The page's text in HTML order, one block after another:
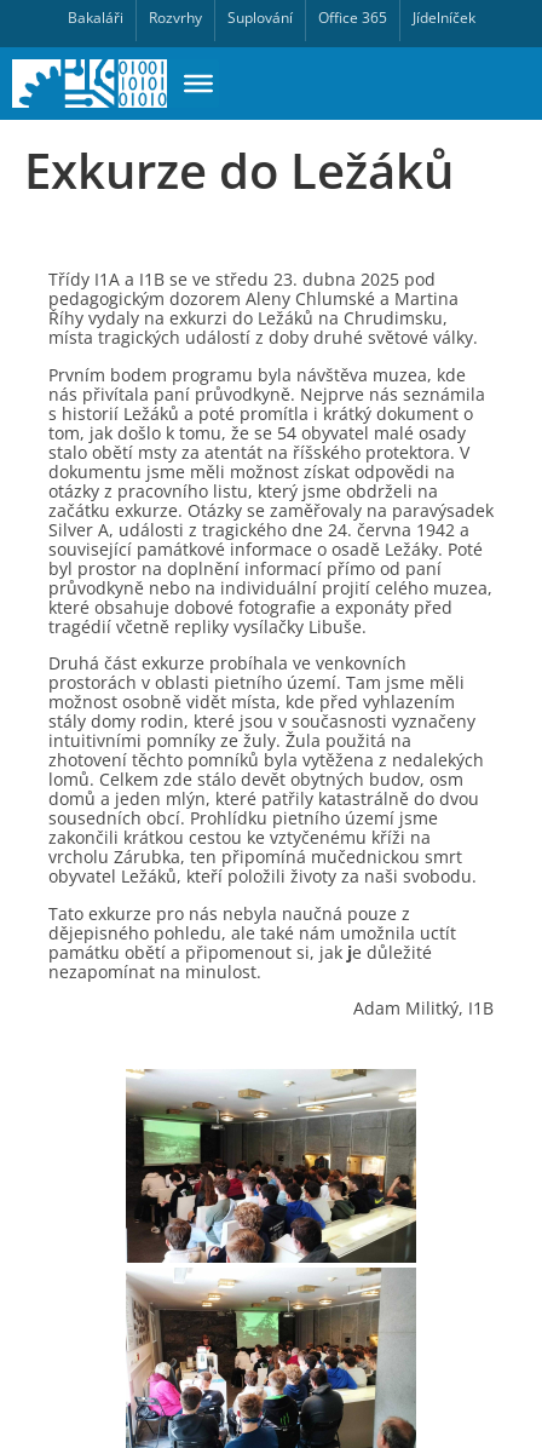
Bakaláři Rozvrhy Suplování Office 365 Jídelníček
Exkurze do Ležáků
Třídy I1A a I1B se ve středu 23. dubna 2025 pod
pedagogickým dozorem Aleny Chlumské a Martina
Říhy vydaly na exkurzi do Ležáků na Chrudimsku,
místa tragických událostí z doby druhé světové války.
Prvním bodem programu byla návštěva muzea, kde
nás přivítala paní průvodkyně. Nejprve nás seznámila
s historií Ležáků a poté promítla i krátký dokument o
tom, jak došlo k tomu, že se 54 obyvatel malé osady
stalo obětí msty za atentát na říšského protektora. V
dokumentu jsme měli možnost získat odpovědi na
otázky z pracovního listu, který jsme obdrželi na
začátku exkurze. Otázky se zaměřovaly na paravýsadek
Silver A, události z tragického dne 24. června 1942 a
související památkové informace o osadě Ležáky. Poté
byl prostor na doplnění informací přímo od paní
průvodkyně nebo na individuální projití celého muzea,
které obsahuje dobové fotografie a exponáty před
tragédií včetně repliky vysílačky Libuše.
Druhá část exkurze probíhala ve venkovních
prostorách v oblasti pietního území. Tam jsme měli
možnost osobně vidět místa, kde před vyhlazením
stály domy rodin, které jsou v současnosti vyznačeny
intuitivními pomníky ze žuly. Žula použitá na
zhotovení těchto pomníků byla vytěžena z nedalekých
lomů. Celkem zde stálo devět obytných budov, osm
domů a jeden mlýn, které patřily katastrálně do dvou
sousedních obcí. Prohlídku pietního území jsme
zakončili krátkou cestou ke vztyčenému kříži na
vrcholu Zárubka, ten připomíná mučednickou smrt
obyvatel Ležáků, kteří položili životy za naši svobodu.
Tato exkurze pro nás nebyla naučná pouze z
dějepisného pohledu, ale také nám umožnila uctít
památku obětí a připomenout si, jak je důležité
nezapomínat na minulost.
Adam Militký, I1B